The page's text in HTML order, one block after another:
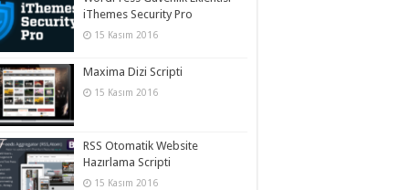
iThemes Security Pro
15 Kasım 2016
Maxima Dizi Scripti
15 Kasım 2016
RSS Otomatik Website
Hazırlama Scripti
15 Kasım 2016